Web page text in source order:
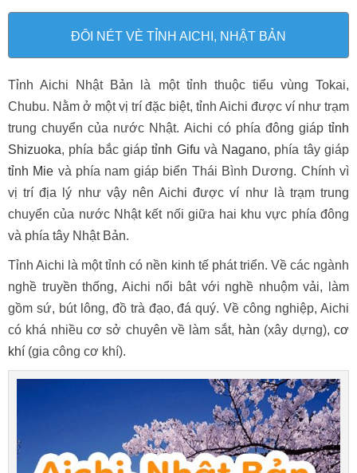
ĐÔI NÉT VÈ TỈNH AICHI, NHẬT BẢN
Tỉnh Aichi Nhật Bản là một tỉnh thuộc tiểu vùng Tokai,
Chubu. Nằm ở một vị trí đặc biệt, tỉnh Aichi được ví như trạm
trung chuyển của nước Nhật. Aichi có phía đông giáp tỉnh
Shizuoka, phía bắc giáptỉnh Gifu và Nagano, phía tây giáp
tỉnh Mie và phía nam giáp biển Thái Bình Dương. Chính vì
vị trí địa lý như vậy nên Aichi được ví như là trạm trung
chuyển của nước Nhật kết nối giữa hai khu vực phía đông
và phía tây Nhật Bản.
Tỉnh Aichi là một tỉnh có nền kinh tế phát triển. Về các ngành
nghề truyền thống, Aichi nổi bât với nghề nhuộm vải, làm
gồm sứ, bút lông, đồ trà đạo, đá quý. Về công nghiệp, Aichi
có khá nhiều cơ sở chuyên về làm sắt, hàn (xây dựng), cơ
khí (gia công cơ khí).